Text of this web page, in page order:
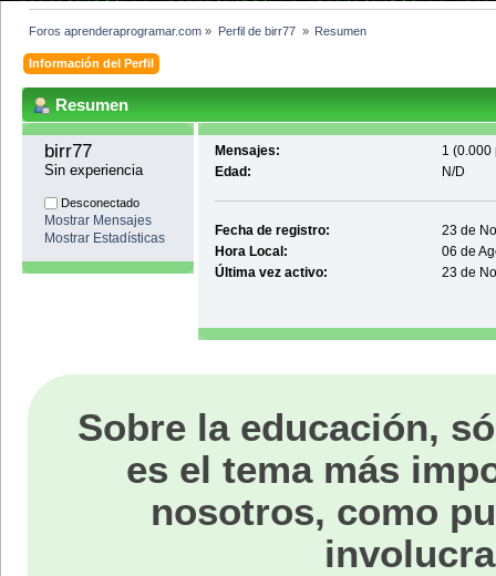
Foros aprenderaprogramar.com » Perfil de birr77 » Resumen
Información del Perfil
Resumen
birr77
Sin experiencia
Desconectado
Mostrar Mensajes
Mostrar Estadísticas
Mensajes:
1 (0.000
Edad:
N/D
Fecha de registro:
23 de
Hora Local:
06 de
Última vez activo:
23 de
Sobre la educación,
es el tema más
nosotros, como